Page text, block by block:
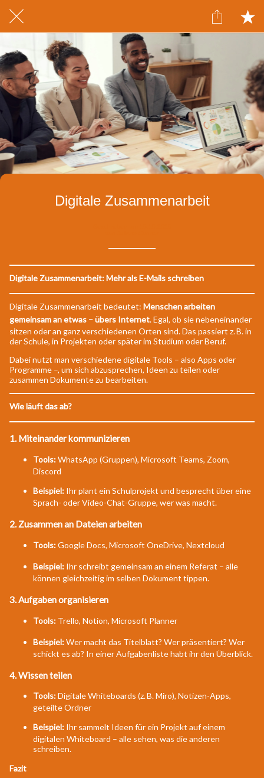
Digitale Zusammenarbeit
Digitale Zusammenarbeit: Mehr als E-Mails schreiben
Digitale Zusammenarbeit bedeutet: Menschen arbeiten
gemeinsam an etwas – übers Internet. Egal, ob sie nebeneinander
sitzen oder an ganz verschiedenen Orten sind. Das passiert z. B. in
der Schule, in Projekten oder später im Studium oder Beruf.
Dabei nutzt man verschiedene digitale Tools – also Apps oder
Programme –, um sich abzusprechen, Ideen zu teilen oder
zusammen Dokumente zu bearbeiten.
Wie läuft das ab?
1. Miteinander kommunizieren
Tools:WhatsApp (Gruppen), Microsoft Teams, Zoom,
Discord
Beispiel: Ihr plant ein Schulprojekt und besprecht über eine
Sprach- oder Video-Chat-Gruppe, wer was macht.
2. Zusammen an Dateien arbeiten
Tools:Google Docs, Microsoft OneDrive, Nextcloud
Beispiel: Ihr schreibt gemeinsam an einem Referat – alle
können gleichzeitig im selben Dokument tippen.
3. Aufgaben organisieren
Tools: Trello, Notion, Microsoft Planner
Beispiel:Wer macht das Titelblatt? Wer präsentiert? Wer
schickt es ab? In einer Aufgabenliste habt ihr den Überblick.
4. Wissen teilen
Tools:Digitale Whiteboards (z. B. Miro), Notizen-Apps,
geteilte Ordner
Beispiel: Ihr sammelt Ideen für ein Projekt auf einem
digitalen Whiteboard – alle sehen, was die anderen
schreiben.
Fazit